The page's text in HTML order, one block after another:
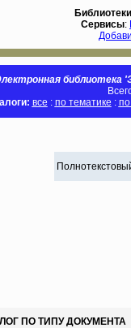
Библиотеки
Сервисы:
библиотека
все : по тематике :
ПО ТИПУ ДОКУМЕНТА